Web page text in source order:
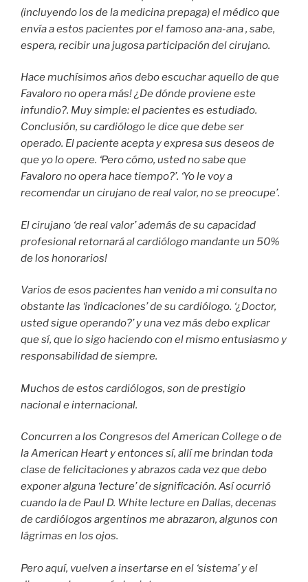
(incluyendo los de la medicina prepaga) el médico que
envía a estos pacientes por el famoso ana-ana , sabe,
espera, recibir una jugosa participación del cirujano.
Hace muchísimos años debo escuchar aquello de que
Favaloro no opera más! ¿De dónde proviene este
infundio?. Muy simple: el pacientes es estudiado.
Conclusión, su cardiólogo le dice que debe ser
operado. El paciente acepta y expresa sus deseos de
que yo lo opere. ‘Pero cómo, usted no sabe que
Favaloro no opera hace tiempo?’. ‘Yo le voy a
recomendar un cirujano de real valor, no se preocupe’.
El cirujano ‘de real valor’ además de su capacidad
profesional retornará al cardiólogo mandante un 50%
de los honorarios!
Varios de esos pacientes han venido a mi consulta no
obstante las ‘indicaciones’ de su cardiólogo. ‘¿Doctor,
usted sigue operando?’ y una vez más debo explicar
que sí, que lo sigo haciendo con el mismo entusiasmo y
responsabilidad de siempre.
Muchos de estos cardiólogos, son de prestigio
nacional e internacional.
Concurren a los Congresos del American College o de
la American Heart y entonces sí, allí me brindan toda
clase de felicitaciones y abrazos cada vez que debo
exponer alguna ‘lecture’ de significación. Así ocurrió
cuando la de Paul D. White lecture en Dallas, decenas
de cardiólogos argentinos me abrazaron, algunos con
lágrimas en los ojos.
Pero aquí, vuelven a insertarse en el ‘sistema’ y el